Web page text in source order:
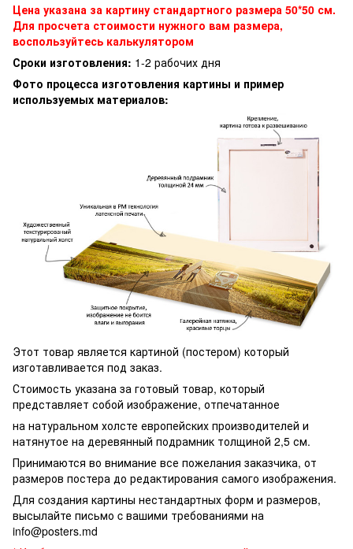
Цена указана за картину стандартного размера 50*50 см.
Для просчета стоимости нужного вам размера,
воспользуйтесь калькулятором
Сроки изготовления: 1-2 рабочих дня
Фото процесса изготовления картины и пример
используемых материалов:
Этот товар является картиной (постером) который
изготавливается под заказ.
Стоимость указана за готовый товар, который
представляет собой изображение, отпечатанное
на натуральном холсте европейских производителей и
натянутое на деревянный подрамник толщиной 2,5 см.
Принимаются во внимание все пожелания заказчика, от
размеров постера до редактирования самого изображения.
Для создания картины нестандартных форм и размеров,
высылайте письмо c вашими требованиями на
info@posters.md